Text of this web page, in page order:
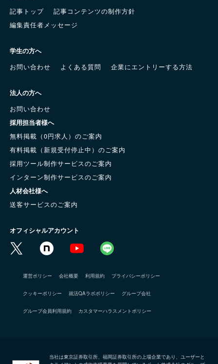
記事トップ
記事コンテンツの制作方針
編集責任者メッセージ
学生の方へ
お問い合わせ
よくある質問 企業にエントリーする方法
法人の方へ
お問い合わせ
採用担当者様へ
無料掲載（0円求人）のご案内
有料掲載（新規受付停止中）のご案内
採用ツール制作サービスのご案内
インターン制作サービスのご案内
人材会社様へ
送客サービスのご案内
オフィシャルアカウント
運営ポリシー 会社概要 利用規約 プライバシーポリシー
クッキーポリシー 就活QAラボポリシー グループ会社
グループ会員利用規約 カスタマーハラスメントポリシー
当社は東京証券取引所、福岡証券取引所の上場企業であり、ユーザーと